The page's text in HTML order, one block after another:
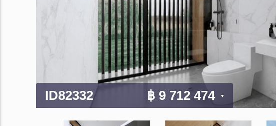
ID82332 ฿ 9 712 474